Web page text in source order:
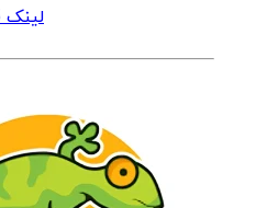
لینک MQL5